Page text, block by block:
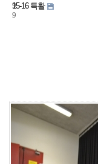
9
9
15-16 특활